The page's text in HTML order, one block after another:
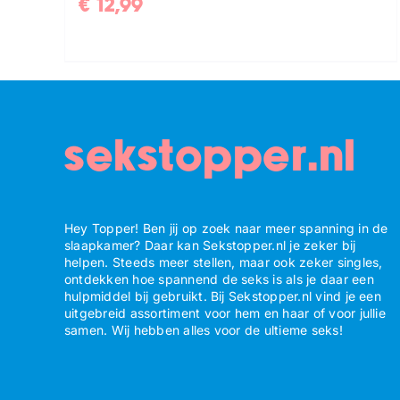
€ 12,99
sekstopper.nl
Hey Topper! Ben jij op zoek naar meer spanning in de
slaapkamer? Daar kan Sekstopper.nl je zeker bij
helpen. Steeds meer stellen, maar ook zeker singles,
ontdekken hoe spannend de seks is als je daar een
hulpmiddel bij gebruikt. Bij Sekstopper.nl vind je een
uitgebreid assortiment voor hem en haar of voor jullie
samen. Wij hebben alles voor de ultieme seks!